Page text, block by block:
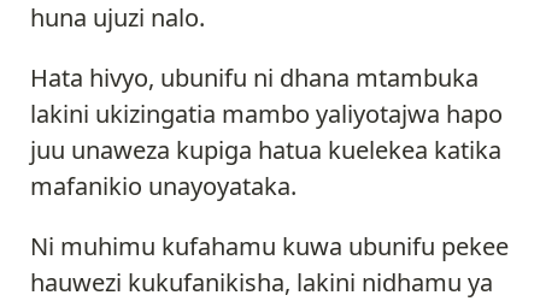
huna ujuzi nalo.
Hata hivyo, ubunifu ni dhana mtambuka
lakini ukizingatia mambo yaliyotajwa hapo
juu unaweza kupiga hatua kuelekea katika
mafanikio unayoyataka.
Ni muhimu kufahamu kuwa ubunifu pekee
hauwezi kukufanikisha, lakini nidhamu ya